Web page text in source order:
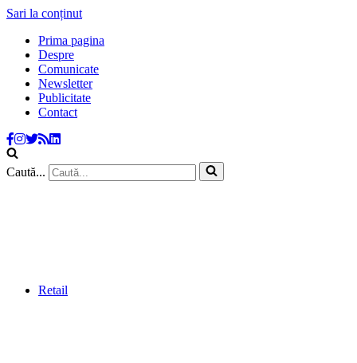
Sari la conținut
Prima pagina
Despre
Comunicate
Newsletter
Publicitate
Contact
Caută...
Retail